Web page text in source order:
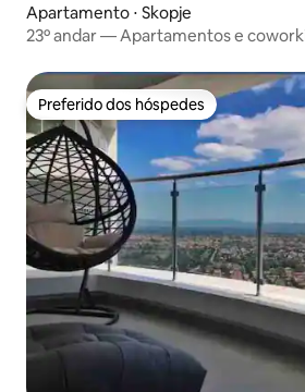
Apartamento ⋅ Skopje
23º andar — Apartamentos e
Preferido dos hóspedes
Preferido dos hóspedes